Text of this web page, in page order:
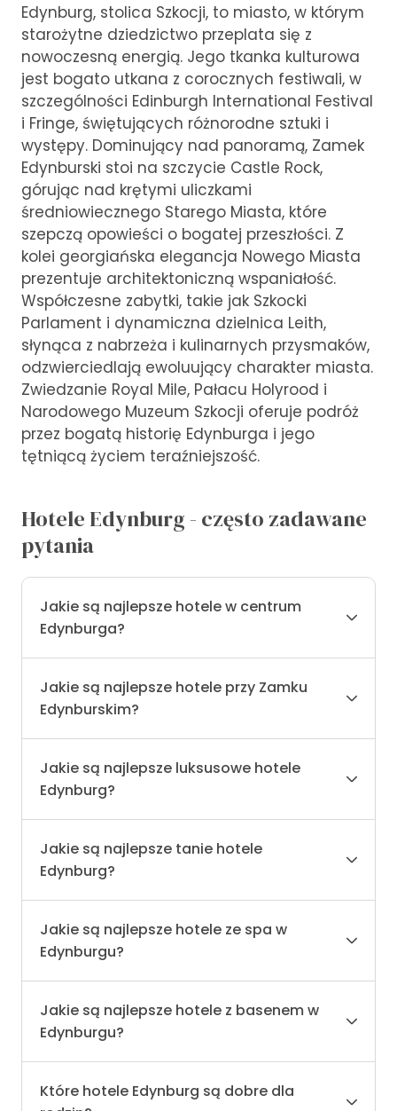
Edynburg, stolica Szkocji, to miasto, w którym
starożytne dziedzictwo przeplata się z
nowoczesną energią. Jego tkanka kulturowa
jest bogato utkana z corocznych festiwali, w
szczególności Edinburgh International Festival
i Fringe, świętujących różnorodne sztuki i
występy. Dominujący nad panoramą, Zamek
Edynburski stoi na szczycie Castle Rock,
górując nad krętymi uliczkami
średniowiecznego Starego Miasta, które
szepczą opowieści o bogatej przeszłości. Z
kolei georgiańska elegancja Nowego Miasta
prezentuje architektoniczną wspaniałość.
Współczesne zabytki, takie jak Szkocki
Parlament i dynamiczna dzielnica Leith,
słynąca z nabrzeża i kulinarnych przysmaków,
odzwierciedlają ewoluujący charakter miasta.
Zwiedzanie Royal Mile, Pałacu Holyrood i
Narodowego Muzeum Szkocji oferuje podróż
przez bogatą historię Edynburga i jego
tętniącą życiem teraźniejszość.
Hotele Edynburg - często zadawane
pytania
Jakie są najlepsze hotele w centrum
Edynburga?
Jakie są najlepsze hotele przy Zamku
Edynburskim?
Jakie są najlepsze luksusowe hotele
Edynburg?
Jakie są najlepsze tanie hotele
Edynburg?
Jakie są najlepsze hotele ze spa w
Edynburgu?
Jakie są najlepsze hotele z basenem w
Edynburgu?
Które hotele Edynburg są dobre dla